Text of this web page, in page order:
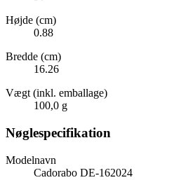
Højde (cm)
0.88
Bredde (cm)
16.26
Vægt (inkl. emballage)
100,0 g
Nøglespecifikation
Modelnavn
Cadorabo DE-162024